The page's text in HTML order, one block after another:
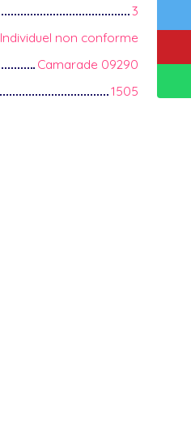
3
Individuel non conforme
Camarade 09290
1505